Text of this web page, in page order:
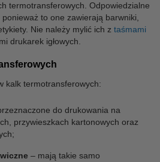
termotransferowych. Odpowiedzialne
to one zawierają barwniki,
Nie należy mylić ich z taśmami
drukarek igłowych.
kalk termotransferowych:
do drukowania na
przywieszkach kartonowych oraz
– mają takie samo